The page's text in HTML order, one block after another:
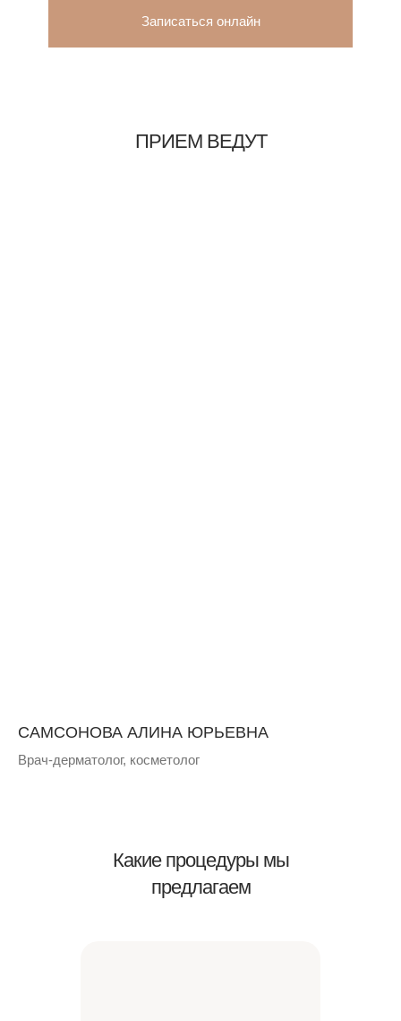
Записаться онлайн
ПРИЕМ ВЕДУТ
САМСОНОВА АЛИНА ЮРЬЕВНА
Врач-дерматолог, косметолог
Какие процедуры мы
предлагаем